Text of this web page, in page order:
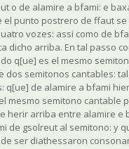
o de alamire a bfami: e
el punto postrero de ffaut se
vozes: assi como de
dicho arriba. En tal passo
q[ue] es el mesmo
dos semitonos cantables:
q[ue] de alamire a bfami
mesmo semitono cantable
herir arriba entre alamire e
de gsolreut al semitono: y
ser diathessaron